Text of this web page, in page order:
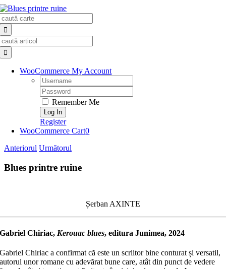
Skip
to
content
WooCommerce My Account
Username:
Password:
Remember Me
Register
WooCommerce Cart0
Anteriorul Următorul
Blues printre ruine
Șerban AXINTE
Gabriel Chiriac, Kerouac blues, editura Junimea, 2024
Gabriel Chiriac a confirmat că este un scriitor bine conturat și versatil,
autorul unor romane cu adevărat bune care, atât din punct de vedere